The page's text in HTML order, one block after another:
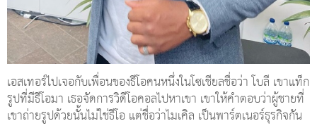
เอสเทอร์ไปเจอกับเพื่อนของธีโอคนหนึ่งในโซเชียลชื่อว่า โบลี เขาแท็ก
รูปที่มีธีโอมา เธอจัดการวิดีโอคอลไปหาเขา เขาให้คำตอบว่าผู้ชายที่
เขาถ่ายรูปด้วยนั้นไม่ใช่ธีโอ แต่ชื่อว่าไมเคิล เป็นพาร์ตเนอร์ธุรกิจกัน